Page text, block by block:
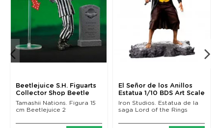
Beetlejuice S.H. Figuarts
Collector Shop Beetle
Juice...
Tamashii Nations. Figura 15
cm Beetlejuice 2
El Señor de los Anillos
Estatua 1/10 BDS Art Scale
Merry 12 cm
Iron Studios. Estatua de la
saga Lord of the Rings